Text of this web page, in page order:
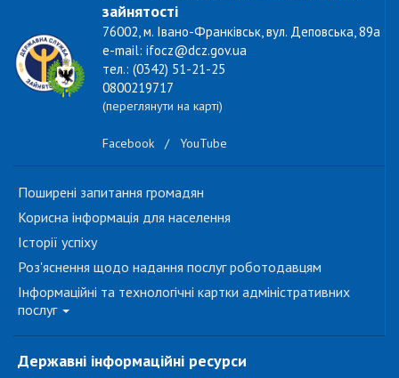
зайнятості
76002, м. Івано-Франківськ, вул. Деповська, 89а
e-mail: ifocz@dcz.gov.ua
тел.: (0342) 51-21-25
0800219717
(переглянути на карті)
Facebook / YouTube
Поширені запитання громадян
Корисна інформація для населення
Історії успіху
Роз'яснення щодо надання послуг роботодавцям
Інформаційні та технологічні картки адміністративних
послуг
Державні інформаційні ресурси